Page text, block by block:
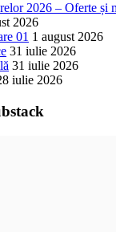
2026 – Oferte și
2026
01 1 august 2026
31 iulie 2026
31 iulie 2026
iulie 2026